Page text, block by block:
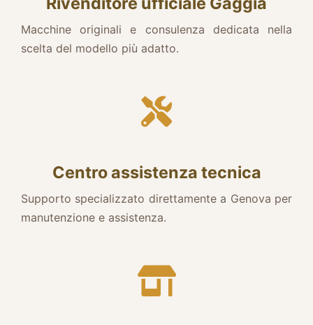
Macchine originali e consulenza dedicata nella
scelta del modello più adatto.
Centro assistenza tecnica
Supporto specializzato direttamente a Genova per
manutenzione e assistenza.